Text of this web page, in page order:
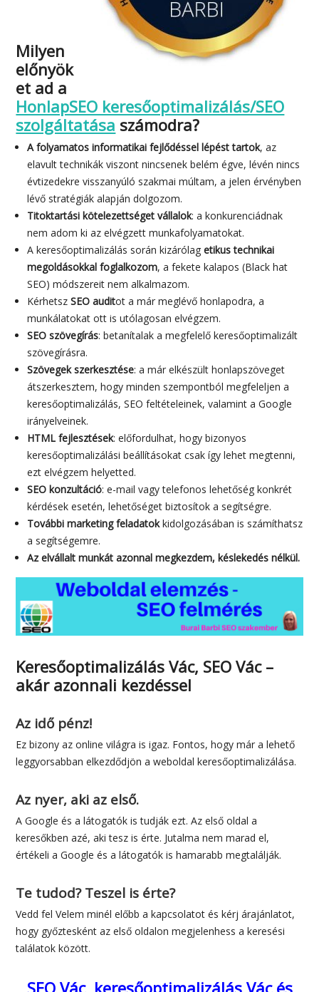
Milyen
előnyök
et ad a
HonlapSEO keresőoptimalizálás/SEO
szolgáltatása számodra?
A folyamatos informatikai fejlődéssel lépést tartok, az
elavult technikák viszont nincsenek belém égve, lévén nincs
évtizedekre visszanyúló szakmai múltam, a jelen érvényben
lévő stratégiák alapján dolgozom.
Titoktartási kötelezettséget vállalok: a konkurenciádnak
nem adom ki az elvégzett munkafolyamatokat.
A keresőoptimalizálás során kizárólagetikus technikai
megoldásokkal foglalkozom, a fekete kalapos (Black hat
SEO) módszereit nem alkalmazom.
KérhetszSEO auditot a már meglévő honlapodra, a
munkálatokat ott is utólagosan elvégzem.
SEO szövegírás: betanítalak a megfelelő keresőoptimalizált
szövegírásra.
Szövegek szerkesztése: a már elkészült honlapszöveget
átszerkesztem, hogy minden szempontból megfeleljen a
keresőoptimalizálás, SEO feltételeinek, valamint a Google
irányelveinek.
HTML fejlesztések: előfordulhat, hogy bizonyos
keresőoptimalizálási beállításokat csak így lehet megtenni,
ezt elvégzem helyetted.
SEO konzultáció: e-mail vagy telefonos lehetőség konkrét
kérdések esetén, lehetőséget biztosítok a segítségre.
További marketing feladatokkidolgozásában is számíthatsz
a segítségemre.
Az elvállalt munkát azonnal megkezdem, késlekedés nélkül.
Keresőoptimalizálás Vác, SEO Vác –
akár azonnali kezdéssel
Az idő pénz!
Ez bizony az online világra is igaz. Fontos, hogy már a lehető
leggyorsabban elkezdődjön a weboldal keresőoptimalizálása.
Az nyer, aki az első.
A Google és a látogatók is tudják ezt. Az első oldal a
keresőkben azé, aki tesz is érte. Jutalma nem marad el,
értékeli a Google és a látogatók is hamarabb megtalálják.
Te tudod? Teszel is érte?
Vedd fel Velem minél előbb a kapcsolatot és kérj árajánlatot,
hogy győztesként az első oldalon megjelenhess a keresési
találatok között.